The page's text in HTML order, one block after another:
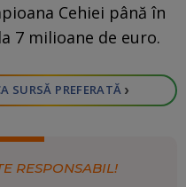
Cehiei până în
7 milioane de euro.
SURSĂ PREFERATĂ ›
RESPONSABIL!